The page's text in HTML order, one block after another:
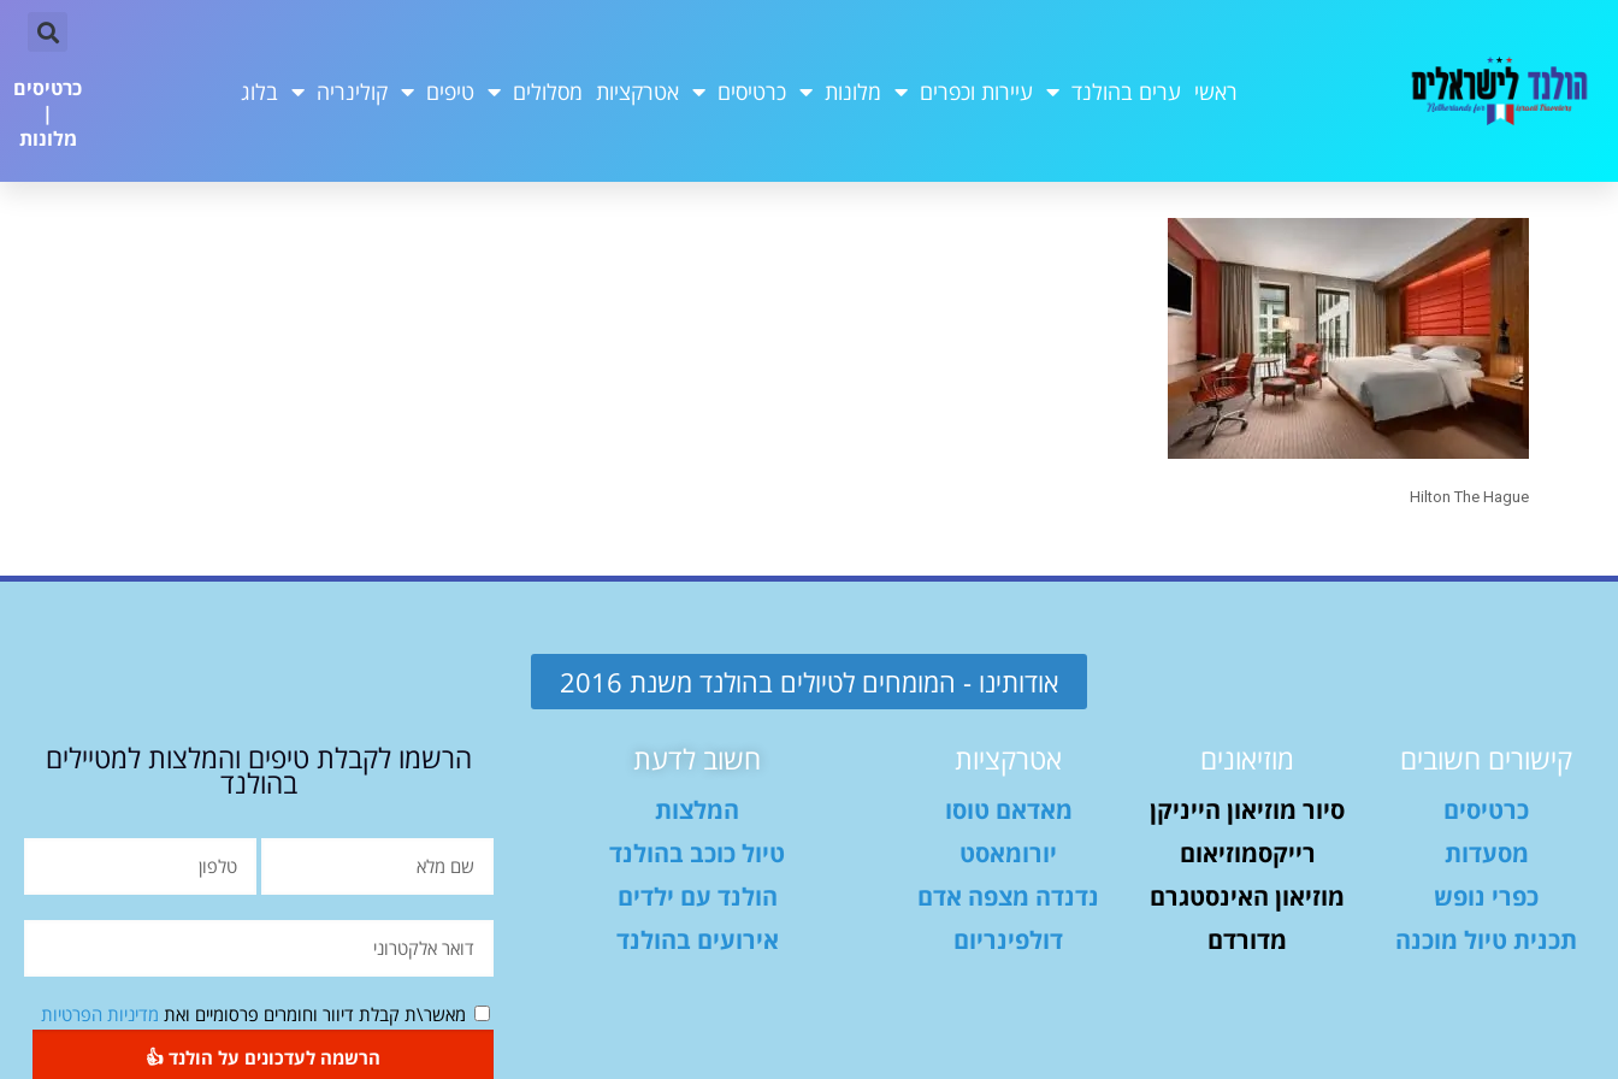
ראשי ערים בהולנד עיירות וכפרים מלונות כרטיסים אטרקציות מסלולים טיפים קולינריה בלוג
כרטיסים
|
מלונות
Hilton The Hague
אודותינו - המומחים לטיולים בהולנד משנת 2016
קישורים חשובים
כרטיסים
מסעדות
כפרי נופש
תכנית טיול מוכנה
מוזיאונים
סיור מוזיאון הייניקן
רייקסמוזיאום
מוזיאון האינסטגרם
מדורדם
אטרקציות
מאדאם טוסו
יורומאסט
נדנדה מצפה אדם
דולפינריום
חשוב לדעת
המלצות
טיול כוכב בהולנד
הולנד עם ילדים
אירועים בהולנד
הרשמו לקבלת טיפים והמלצות למטיילים
בהולנד
מאשר\ת קבלת דיוור וחומרים פרסומיים ואת מדיניות הפרטיות
הרשמה לעדכונים על הולנד 👍